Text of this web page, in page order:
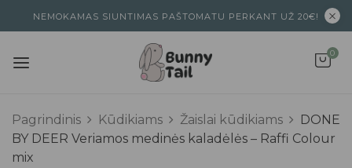
NEMOKAMAS SIUNTIMAS PAŠTOMATU PERKANT UŽ 20€!
0
Pagrindinis Kūdikiams Žaislai kūdikiams
DONE
BY DEER Veriamos medinės kaladėlės – Raffi Colour
mix